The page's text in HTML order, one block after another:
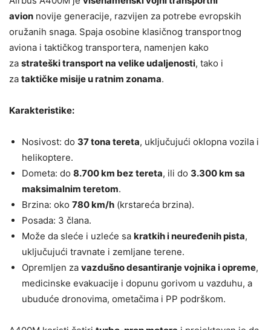
avion novije generacije, razvijen za potrebe evropskih
oružanih snaga. Spaja osobine klasičnog transportnog
aviona i taktičkog transportera, namenjen kako
za strateški transport na velike udaljenosti, tako i
za taktičke misije u ratnim zonama.
Karakteristike:
Nosivost: do 37 tona tereta, uključujući oklopna vozila i
helikoptere.
Dometa: do 8.700 km bez tereta, ili do 3.300 km sa
maksimalnim teretom.
Brzina: oko 780 km/h (krstareća brzina).
Posada: 3 člana.
Može da sleće i uzleće sa kratkih i neuređenih pista,
uključujući travnate i zemljane terene.
Opremljen za vazdušno desantiranje vojnika i opreme,
medicinske evakuacije i dopunu gorivom u vazduhu, a
ubuduće dronovima, ometačima i PP podrškom.